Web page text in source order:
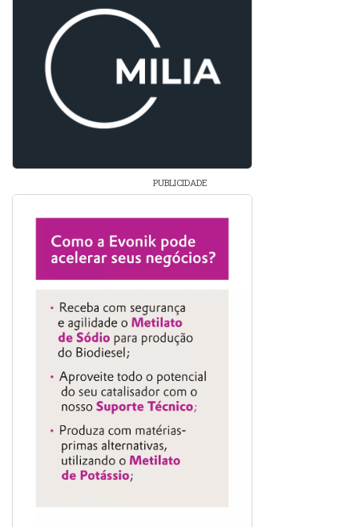
PUBLICIDADE